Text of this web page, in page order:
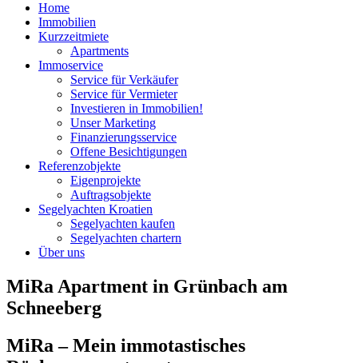
Home
Immobilien
Kurzzeitmiete
Apartments
Immoservice
Service für Verkäufer
Service für Vermieter
Investieren in Immobilien!
Unser Marketing
Finanzierungsservice
Offene Besichtigungen
Referenzobjekte
Eigenprojekte
Auftragsobjekte
Segelyachten Kroatien
Segelyachten kaufen
Segelyachten chartern
Über uns
MiRa Apartment in Grünbach am
Schneeberg
MiRa – Mein immotastisches